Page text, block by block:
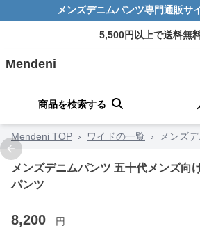
メンズデニムパンツ専門通販サ
5,500円以上で送料無
Mendeni
商品を検索する
Mendeni TOP › ワイドの一覧 ›
メンズ
Previous slide
メンズデニムパンツ 五十代メンズ向
パンツ
8,200 円